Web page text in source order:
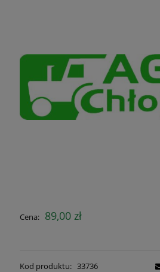
Cena: 89,00 zł
Kod produktu: 33736